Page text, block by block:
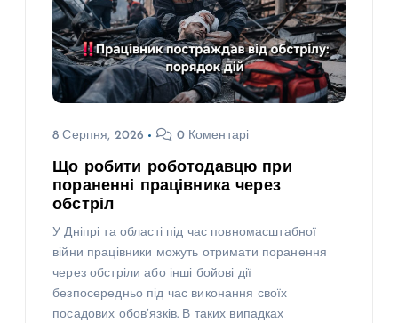
8 Серпня, 2026 0 Коментарі
Що робити роботодавцю при
пораненні працівника через
обстріл
У Дніпрі та області під час повномасштабної
війни працівники можуть отримати поранення
через обстріли або інші бойові дії
безпосередньо під час виконання своїх
посадових обов’язків. В таких випадках